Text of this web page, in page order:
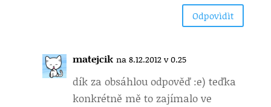
Odpovìdìt
matejcik na 8.12.2012 v 0.25
dík za obsáhlou odpověď :e) teďka
konkrétně mě to zajímalo ve